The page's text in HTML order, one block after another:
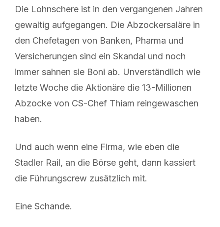
Die Lohnschere ist in den vergangenen Jahren
gewaltig aufgegangen. Die Abzockersaläre in
den Chefetagen von Banken, Pharma und
Versicherungen sind ein Skandal und noch
immer sahnen sie Boni ab. Unverständlich wie
letzte Woche die Aktionäre die 13-Millionen
Abzocke von CS-Chef Thiam reingewaschen
haben.
Und auch wenn eine Firma, wie eben die
Stadler Rail, an die Börse geht, dann kassiert
die Führungscrew zusätzlich mit.
Eine Schande.